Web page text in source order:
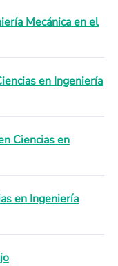
Mecánica en el
en Ingeniería
Ciencias en
en Ingeniería